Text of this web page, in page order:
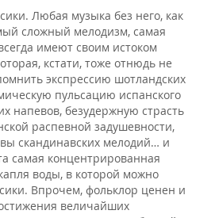
Любая музыка без него, как
сложный мелодизм, самая
имеют своим истоком
кстати, тоже отнюдь не
экспрессию шотландских
пульсацию испанского
напевов, безудержную страсть
распевной задушевности,
скандинавских мелодий… и
самая концентрированная
воды, в которой можно
Впрочем, фольклор ценен и
величайших